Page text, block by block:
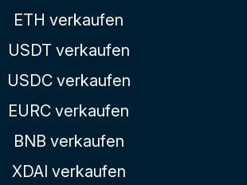
ETH verkaufen
USDT verkaufen
USDC verkaufen
EURC verkaufen
BNB verkaufen
XDAI verkaufen